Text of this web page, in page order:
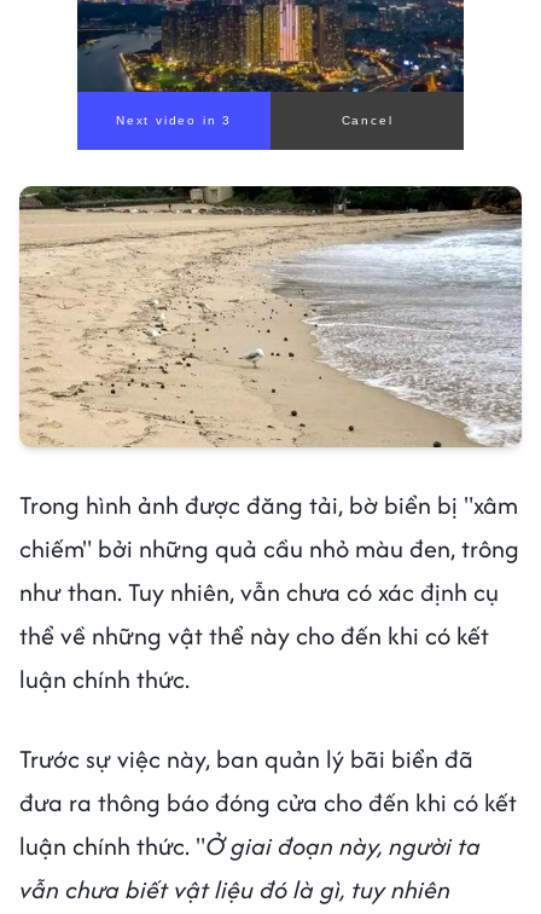
Trong hình ảnh được đăng tải, bờ biển bị "xâm
chiếm" bởi những quả cầu nhỏ màu đen, trông
như than. Tuy nhiên, vẫn chưa có xác định cụ
thể về những vật thể này cho đến khi có kết
luận chính thức.
Trước sự việc này, ban quản lý bãi biển đã
đưa ra thông báo đóng cửa cho đến khi có kết
luận chính thức. "Ở giai đoạn này, người ta
vẫn chưa biết vật liệu đó là gì, tuy nhiên